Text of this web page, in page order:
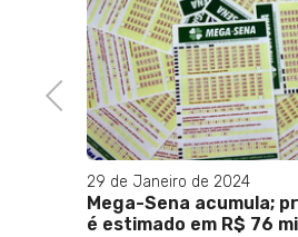
Previous
29 de Janeiro de 2024
Mega-Sena acumula;
é estimado em R$ 76